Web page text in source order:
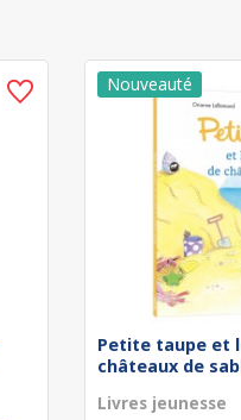
Petite taupe et
châteaux de
Livres jeunesse